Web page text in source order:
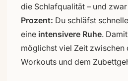
die Schlafqualität – und
Prozent: Du schläfst
eine intensivere Ruhe.
möglichst viel Zeit zwischen
Workouts und dem